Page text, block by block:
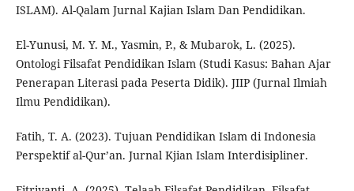
ISLAM). Al-Qalam Jurnal Kajian Islam Dan Pendidikan.
El-Yunusi, M. Y. M., Yasmin, P., & Mubarok, L. (2025).
Ontologi Filsafat Pendidikan Islam (Studi Kasus: Bahan Ajar
Penerapan Literasi pada Peserta Didik). JIIP (Jurnal Ilmiah
Ilmu Pendidikan).
Fatih, T. A. (2023). Tujuan Pendidikan Islam di Indonesia
Perspektif al-Qur’an. Jurnal Kjian Islam Interdisipliner.